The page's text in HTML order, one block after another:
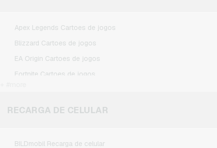
Apex Legends Cartoes de jogos
Blizzard Cartoes de jogos
EA Origin Cartoes de jogos
Fortnite Cartoes de jogos
Minecraft Cartoes de jogos
RECARGA DE CELULAR
BILDmobil Recarga de celular